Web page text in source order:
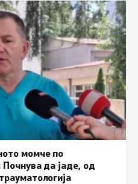
момче по
Почнува да јаде, од